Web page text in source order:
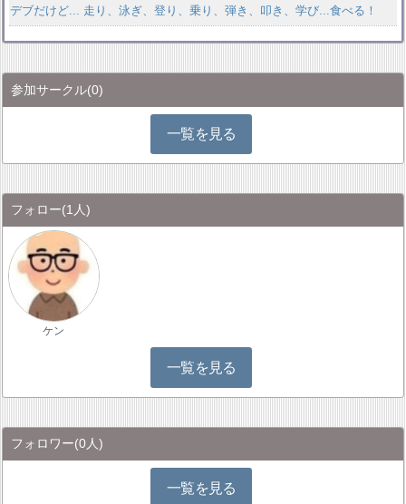
デブだけど... 走り、泳ぎ、登り、乗り、弾き、叩き、学び...食べる！
参加サークル(0)
一覧を見る
フォロー(1人)
ケン
一覧を見る
フォロワー(0人)
一覧を見る